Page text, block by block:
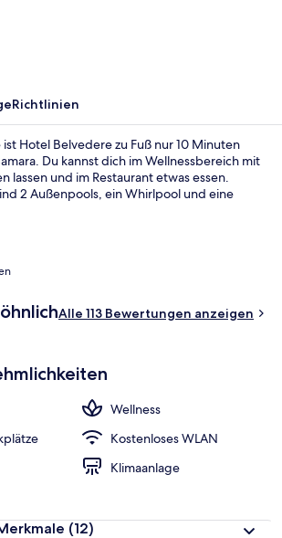
Richtlinien
Hotel Belvedere zu Fuß nur 10 Minuten
Du kannst dich im Wellnessbereich mit
lassen und im Restaurant etwas essen.
2 Außenpools, ein Whirlpool und eine
Alle 113 Bewertungen anzeigen
Wellness
Kostenloses WLAN
Klimaanlage
(12)